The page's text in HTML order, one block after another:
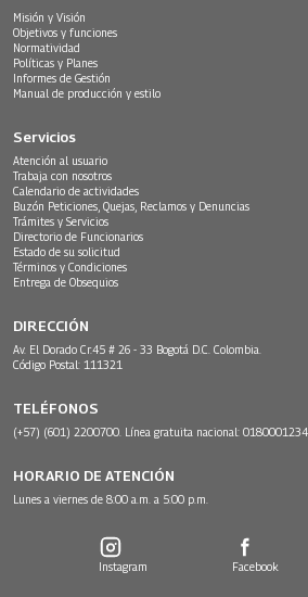
Misión y Visión
Objetivos y funciones
Normatividad
Políticas y Planes
Informes de Gestión
Manual de producción y estilo
Servicios
Atención al usuario
Trabaja con nosotros
Calendario de actividades
Buzón Peticiones, Quejas, Reclamos y Denuncias
Trámites y Servicios
Directorio de Funcionarios
Estado de su solicitud
Términos y Condiciones
Entrega de Obsequios
DIRECCIÓN
Av. El Dorado Cr.45 # 26 - 33 Bogotá D.C. Colombia.
Código Postal: 111321
TELÉFONOS
(+57) (601) 2200700. Línea gratuita nacional:
HORARIO DE ATENCIÓN
Lunes a viernes de 8:00 a.m. a 5:00 p.m.
Instagram Facebook